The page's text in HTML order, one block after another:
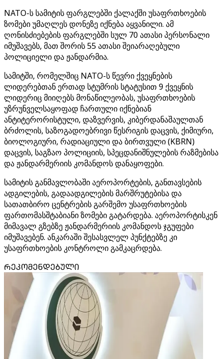
NATO-ს სამიტის ფარგლებში ქალაქში უსაფრთხოების
ზომები უმაღლეს დონეზე იქნება აყვანილი. ამ
ღონისძიებების ფარგლებში სულ 70 ათასი პერსონალი
იმუშავებს, მათ შორის 55 ათასი შეიარაღებული
პოლიციელი და ჟანდარმია.
სამიტში, რომელშიც NATO-ს წევრი ქვეყნების
ლიდერებთან ერთად სტუმრის სტატუსით 9 ქვეყნის
ლიდერიც მიიღებს მონაწილეობას, უსაფრთხოების
უზრუნველსაყოფად ჩართული იქნებიან
ანტიტერორისტული, დაზვერვის, კიბერდანაშაულთან
ბრძოლის, საზოგადოებრივი წესრიგის დაცვის, ქიმიური,
ბიოლოგიური, რადიაციული და ბირთვული (KBRN)
დაცვის, საგზაო პოლიციის, სპეცდანიშნულების რაზმებისა
და ჟანდარმერიის კომანდოს დანაყოფები.
სამიტის განმავლობაში აეროპორტების, განთავსების
ადგილების, გადაადგილების მარშრუტებისა და
სათათბირო ცენტრების გარშემო უსაფრთხოების
ფართომასშტაბიანი ზომები გატარდება. აეროპორტისკენ
მიმავალ გზებზე ჟანდარმერიის კომანდოს ჯგუფები
იმუშავებენ. ანკარაში შესასვლელ პუნქტებზე კი
უსაფრთხოების კონტროლი გამკაცრდება.
ᲠᲔᲙᲝᲛᲔᲜᲓᲔᲑᲣᲚᲘ